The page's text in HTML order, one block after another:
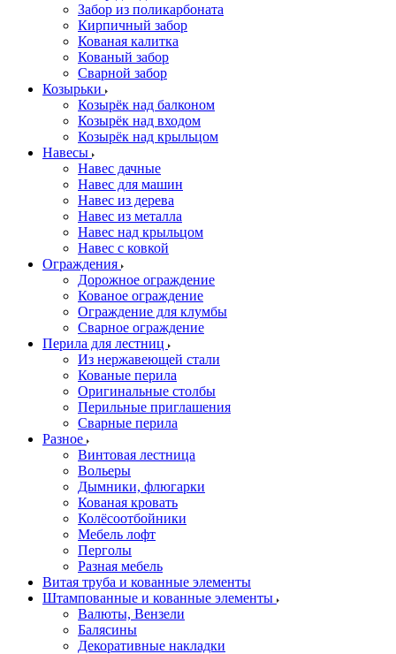
Забор из поликарбоната
Кирпичный забор
Кованая калитка
Кованый забор
Сварной забор
Козырьки
Козырёк над балконом
Козырёк над входом
Козырёк над крыльцом
Навесы
Навес дачные
Навес для машин
Навес из дерева
Навес из металла
Навес над крыльцом
Навес с ковкой
Ограждения
Дорожное ограждение
Кованое ограждение
Ограждение для клумбы
Сварное ограждение
Перила для лестниц
Из нержавеющей стали
Кованые перила
Оригинальные столбы
Перильные приглашения
Сварные перила
Разное
Винтовая лестница
Вольеры
Дымники, флюгарки
Кованая кровать
Колёсоотбойники
Мебель лофт
Перголы
Разная мебель
Витая труба и кованные элементы
Штампованные и кованные элементы
Валюты, Вензели
Балясины
Декоративные накладки